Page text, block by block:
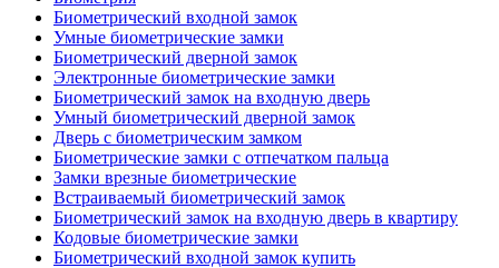
Биометрический входной замок
Умные биометрические замки
Биометрический дверной замок
Электронные биометрические замки
Биометрический замок на входную дверь
Умный биометрический дверной замок
Дверь с биометрическим замком
Биометрические замки с отпечатком пальца
Замки врезные биометрические
Встраиваемый биометрический замок
Биометрический замок на входную дверь в квартиру
Кодовые биометрические замки
Биометрический входной замок купить